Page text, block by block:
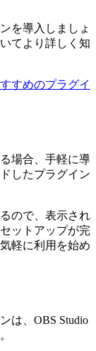
を導入しましょ
てより詳しく知
すめのプラグイ
場合、手軽に導
したプラグイン
ので、表示され
ットアップが完
軽に利用を始め
は、OBS Studio